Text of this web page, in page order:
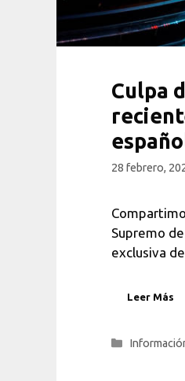
Culpa
28 febrero,
Supremo
exclusiva
Leer Más
Categorías